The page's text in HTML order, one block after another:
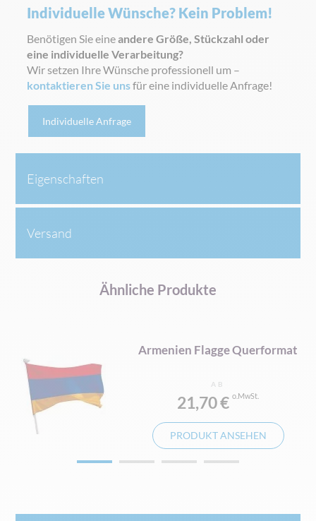
Individuelle Wünsche? Kein Problem!
Benötigen Sie eineandere Größe, Stückzahl oder
eine individuelle Verarbeitung?
Wir setzen Ihre Wünsche professionell um –
kontaktieren Sie unsfür eine individuelle Anfrage!
Individuelle Anfrage
Eigenschaften
Versand
Ähnliche Produkte
Armenien Flagge Querformat
AB
21,70 €
PRODUKT ANSEHEN